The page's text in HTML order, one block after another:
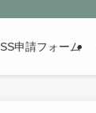
まとめサイトです。
申請フォーム